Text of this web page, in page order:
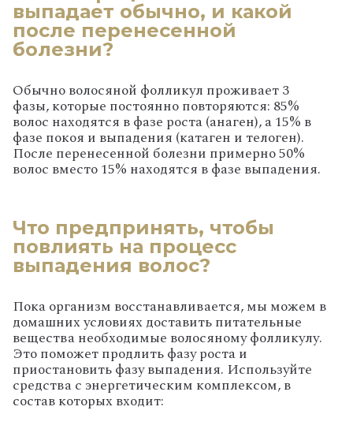
выпадает обычно, и какой
после перенесенной
болезни?
Обычно волосяной фолликул проживает 3
фазы, которые постоянно повторяются: 85%
волос находятся в фазе роста (анаген), а 15% в
фазе покоя и выпадения (катаген и телоген).
После перенесенной болезни примерно 50%
волос вместо 15% находятся в фазе выпадения.
Что предпринять, чтобы
повлиять на процесс
выпадения волос?
Пока организм восстанавливается, мы можем в
домашних условиях доставить питательные
вещества необходимые волосяному фолликулу.
Это поможет продлить фазу роста и
приостановить фазу выпадения. Используйте
средства с энергетическим комплексом, в
состав которых входит: